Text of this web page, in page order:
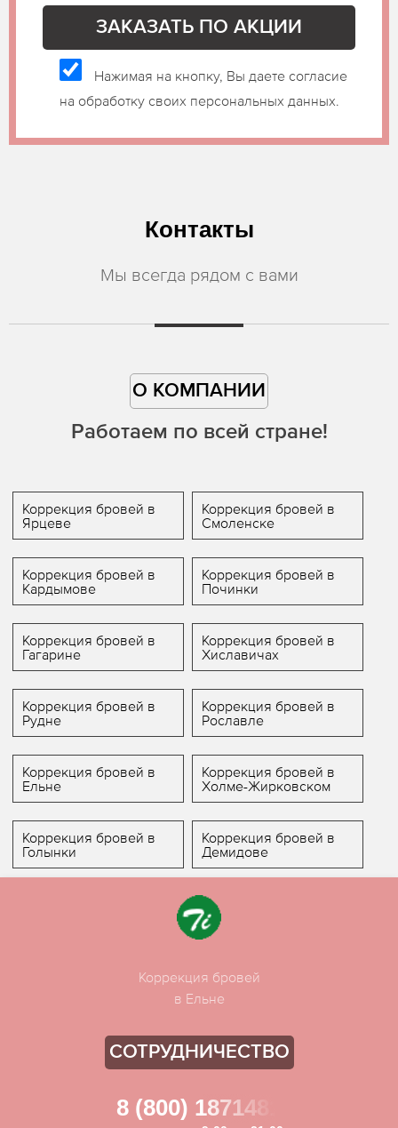
Нажимая на кнопку, Вы даете согласие
на обработку своих персональных данных.
Контакты
Мы всегда рядом с вами
О КОМПАНИИ
Работаем по всей стране!
Коррекция бровей в
Ярцеве
Коррекция бровей в
Смоленске
Коррекция бровей в
Кардымове
Коррекция бровей в
Починки
Коррекция бровей в
Гагарине
Коррекция бровей в
Хиславичах
Коррекция бровей в
Рудне
Коррекция бровей в
Рославле
Коррекция бровей в
Ельне
Коррекция бровей в
Холме-Жирковском
Коррекция бровей в
Голынки
Коррекция бровей в
Демидове
Коррекция бровей
в Ельне
СОТРУДНИЧЕСТВО
8 (800) 1871481